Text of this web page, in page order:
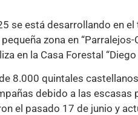
se está desarrollando en
zona en
en la Casa Forestal “Diego
8.000 quintales
debido a las escasas
el pasado 17 de junio y